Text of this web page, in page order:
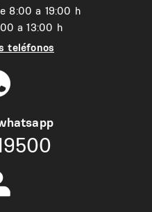
8:00 a 19:00 h
a 13:00 h
teléfonos